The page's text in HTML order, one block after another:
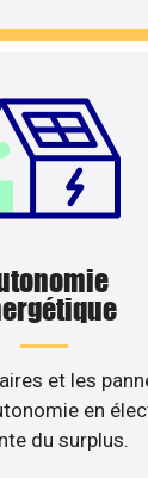
et les
en
du surplus.